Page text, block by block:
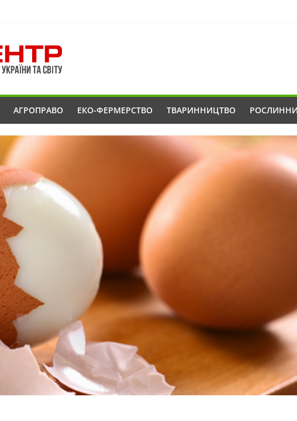
АГРОПРАВО ЕКО-ФЕРМЕРСТВО ТВАРИННИЦТВО